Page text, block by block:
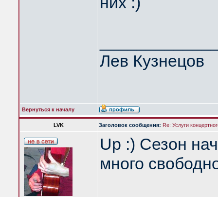
Лев Кузнецов
Вернуться к началу
LVK Заголовок сообщения: Re: Услуги
Up :) Сезон
много